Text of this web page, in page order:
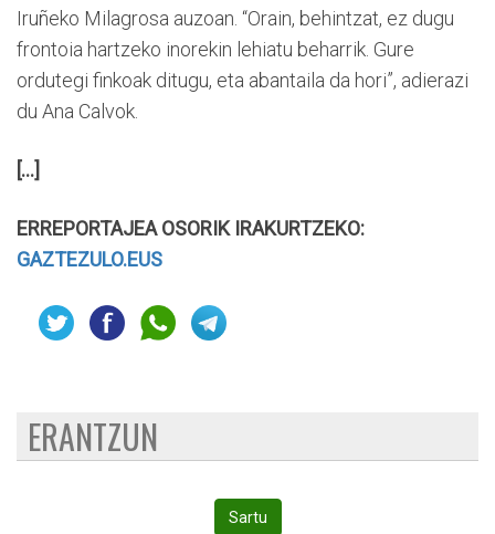
Iruñeko Milagrosa auzoan. “Orain, behintzat, ez dugu
frontoia hartzeko inorekin lehiatu beharrik. Gure
ordutegi finkoak ditugu, eta abantaila da hori”, adierazi
du Ana Calvok.
[...]
ERREPORTAJEA OSORIK IRAKURTZEKO:
GAZTEZULO.EUS
ERANTZUN
Sartu